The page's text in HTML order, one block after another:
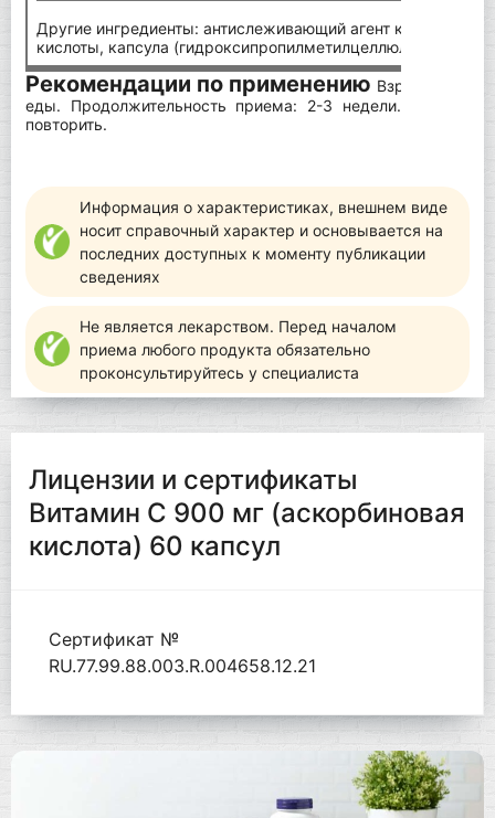
Другие ингредиенты: антислеживающий агент кальциевая
кислоты, капсула (гидроксипропилметилцеллюлоза).
Рекомендации по применению Взрослым по 2
еды. Продолжительность приема: 2-3 недели. При
повторить.
Информация о характеристиках, внешнем виде
носит справочный характер и основывается на
последних доступных к моменту публикации
сведениях
Не является лекарством. Перед началом
приема любого продукта обязательно
проконсультируйтесь у специалиста
Лицензии и сертификаты
Витамин С 900 мг (аскорбиновая
кислота) 60 капсул
Сертификат №
RU.77.99.88.003.R.004658.12.21